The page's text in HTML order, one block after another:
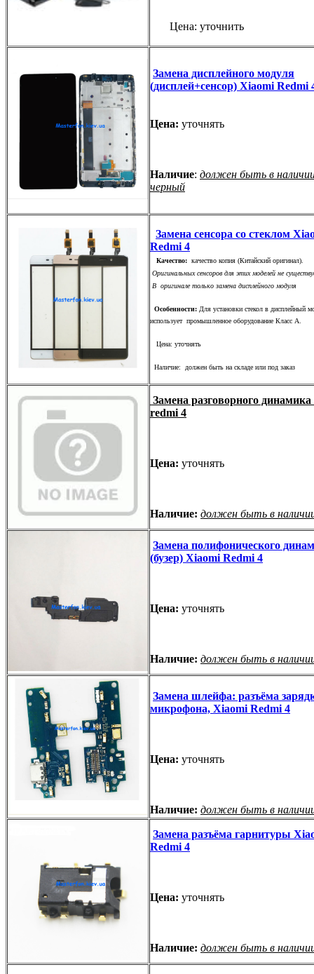
Цена: уточнить
Замена дисплейного модуля
(дисплей+сенсор) Xiaomi Redmi
Цена: уточнять
Наличие: должен быть в
черный
Замена сенсора со стеклом
Redmi 4
Качество: качество копия (Китайский оригинал).
Оригинальных сенсоров для этих моделей не
В оригинале только замена дисплейного модуля
Особенности: Для установки стекол в дисплейный
использует промышленное оборудование Класс А.
Цена: уточнять
Наличие: должен быть на складе или под заказ
Замена разговорного
redmi 4
Цена: уточнять
Наличие: должен быть в
Замена полифонического
(бузер) Xiaomi Redmi 4
Цена: уточнять
Наличие: должен быть в
Замена шлейфа: разъёма
микрофона, Xiaomi Redmi 4
Цена: уточнять
Наличие: должен быть в
Замена разъёма гарнитуры
Redmi 4
Цена: уточнять
Наличие: должен быть в